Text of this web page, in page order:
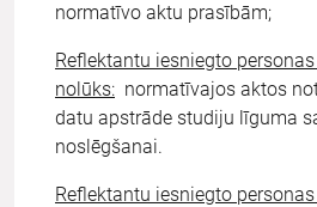
normatīvo aktu prasībām;
Reflektantu iesniegto
nolūks: normatīvajos aktos
datu apstrāde studiju līguma
noslēgšanai.
Reflektantu iesniegto